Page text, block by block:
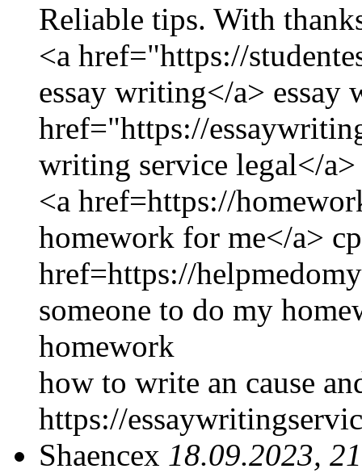
Reliable tips. With
<a href="https://
essay writing</a> essay
href="https://
writing service legal</
<a href=https://
homework for me</a>
href=https://
someone to do my
homework
how to write an cause
https://
Shaencex 18.09.2023,